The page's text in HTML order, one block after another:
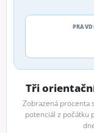
Tři
Zobrazená procenta
potenciál z počátku